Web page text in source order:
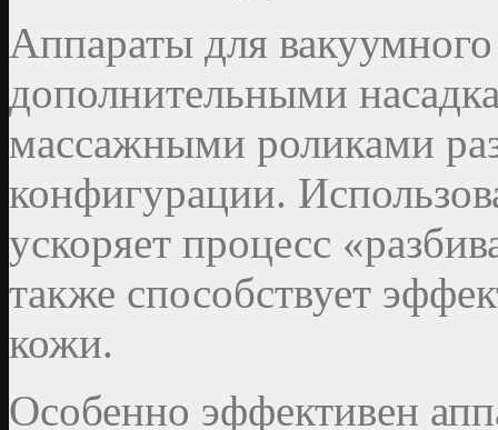
Аппараты для
дополнительными
массажными роликами
конфигурации.
ускоряет процесс
также способствует
кожи.
Особенно эффективен